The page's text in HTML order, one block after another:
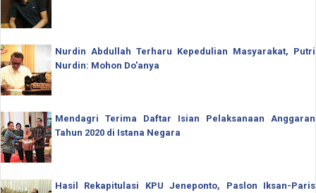
Nurdin Abdullah Terharu Kepedulian Masyarakat, Putri
Nurdin: Mohon Do'anya
Mendagri Terima Daftar Isian Pelaksanaan Anggaran
Tahun 2020 di Istana Negara
Hasil Rekapitulasi KPU Jeneponto, Paslon Iksan-Paris